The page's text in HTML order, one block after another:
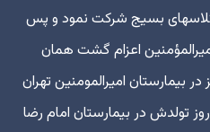
کلاسهای بسیج شرکت نمود و پس
اعزام گشت همان
بیمارستان امیرالمومنین تهران
تولدش در بیمارستان امام رضا